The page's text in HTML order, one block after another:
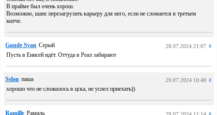
В прайме был очень хорош.
Возможно, шанс перезагрузить карьеру для него, если не сломается в третьем
матче.
Gunde Svan Серый 28.07.2024 21:07 #
Пусть в Енисей идёт. Оттуда в Реал забирают
Sslon паша 29.07.2024 10:48 #
хорошо что не сложилось в цска, не успел приехать))
Ramille Рамиль